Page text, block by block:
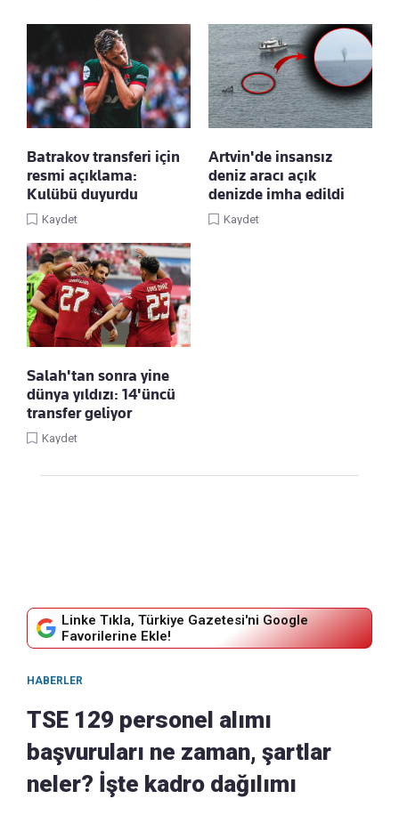
Batrakov transferi için
resmi açıklama:
Kulübü duyurdu
Kaydet
Artvin'de insansız
deniz aracı açık
denizde imha edildi
Kaydet
Salah'tan sonra yine
dünya yıldızı: 14'üncü
transfer geliyor
Kaydet
Linke Tıkla, Türkiye Gazetesi'ni Google
Favorilerine Ekle!
HABERLER
TSE 129 personel alımı
başvuruları ne zaman, şartlar
neler? İşte kadro dağılımı